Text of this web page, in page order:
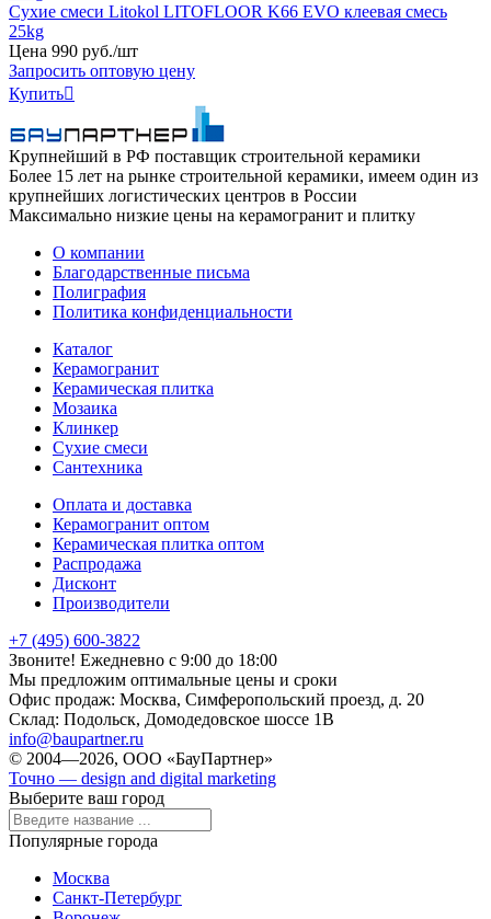
Сухие смеси Litokol LITOFLOOR K66 EVO клеевая смесь
25kg
Цена 990 руб./шт
Запросить оптовую цену
Купить
Крупнейший в РФ поставщик строительной керамики
Более 15 лет на рынке строительной керамики, имеем один из
крупнейших логистических центров в России
Максимально низкие цены на керамогранит и плитку
О компании
Благодарственные письма
Полиграфия
Политика конфиденциальности
Каталог
Керамогранит
Керамическая плитка
Мозаика
Клинкер
Сухие смеси
Сантехника
Оплата и доставка
Керамогранит оптом
Керамическая плитка оптом
Распродажа
Дисконт
Производители
+7 (495) 600-3822
Звоните! Ежедневно с 9:00 до 18:00
Мы предложим оптимальные цены и сроки
Офис продаж: Москва, Симферопольский проезд, д. 20
Склад: Подольск, Домодедовское шоссе 1В
info@baupartner.ru
© 2004—2026, ООО «БауПартнер»
Точно — design and digital marketing
Выберите ваш город
Популярные города
Москва
Санкт-Петербург